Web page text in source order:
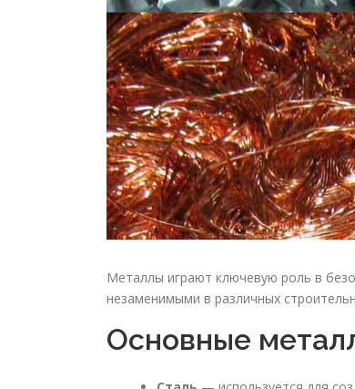
Металлы играют ключевую роль в
незаменимыми в различных
Основные